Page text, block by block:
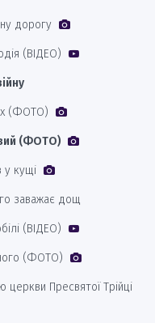
дорогу
(ВІДЕО)
(ФОТО)
(ФОТО)
у кущі
заважає дощ
(ВІДЕО)
(ФОТО)
Пресвятої Трійці